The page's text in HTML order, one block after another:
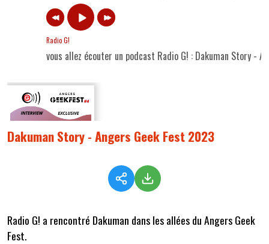
Radio G!
vous allez écouter un podcast Radio G! : Dakuman Story -
Dakuman Story - Angers Geek Fest 2023
Radio G! a rencontré Dakuman dans les allées du Angers Geek
Fest.